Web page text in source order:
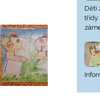
Děti
třídy